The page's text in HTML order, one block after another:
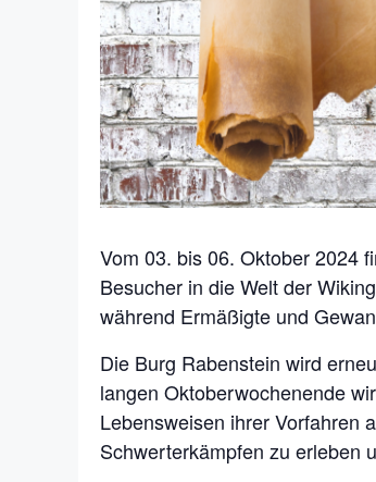
Vom 03. bis 06. Oktober 2024
Besucher in die Welt der
während Ermäßigte und
Die Burg Rabenstein wird
langen Oktoberwochenende
Lebensweisen ihrer Vorfahren
Schwerterkämpfen zu erleben